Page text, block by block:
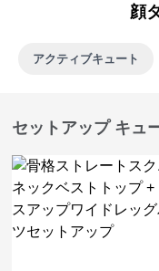
顔
アクティブキュート
セットアップ キュ